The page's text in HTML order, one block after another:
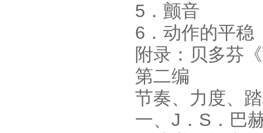
5．颤音
6．动作的平稳
附录：贝多芬
第二编
节奏、力度、
一、J．S．巴